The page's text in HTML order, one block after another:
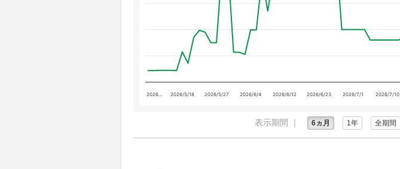
2026… 2026/5/18 2026/5/27 2026/6/4 2026/6/12 2026/6/23 2026/7/1 2026/7/10
表示期間 ｜ 6ヵ月 1年 全期間